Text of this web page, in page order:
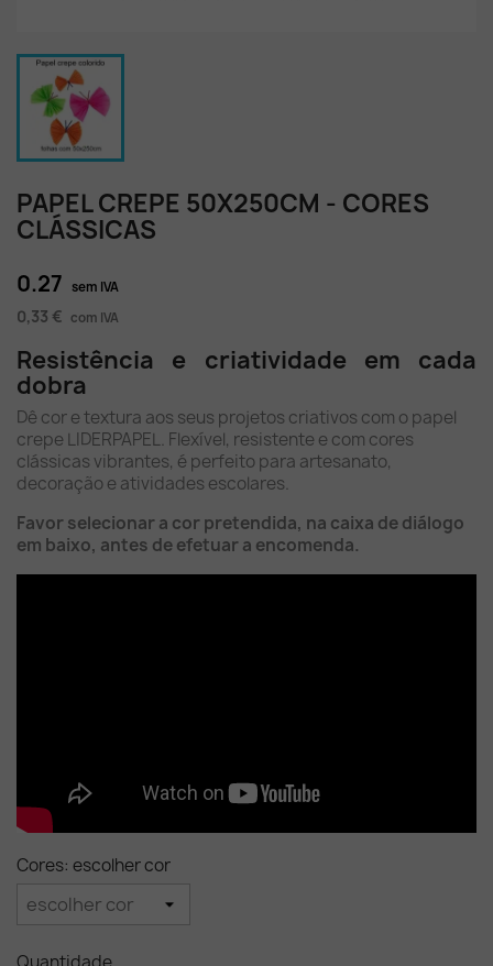
PAPEL CREPE 50X250CM - CORES
CLÁSSICAS
0.27 sem IVA
0,33 € com IVA
Resistência e criatividade em cada
dobra
Dê cor e textura aos seus projetos criativos com o papel
crepe LIDERPAPEL. Flexível, resistente e com cores
clássicas vibrantes, é perfeito para artesanato,
decoração e atividades escolares.
Favor selecionar a cor pretendida, na caixa de diálogo
em baixo, antes de efetuar a encomenda.
Cores: escolher cor